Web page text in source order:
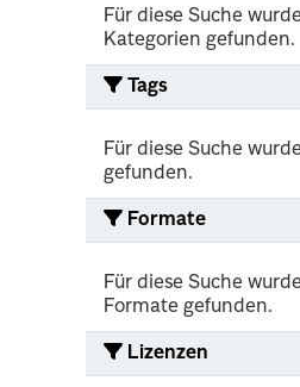
Für diese Suche
Kategorien gefunden.
Tags
Für diese Suche
gefunden.
Formate
Für diese Suche
Formate gefunden.
Lizenzen